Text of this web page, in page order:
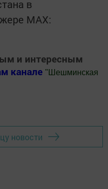
в
MАХ:
и интересным
канале " Шешминская
новости